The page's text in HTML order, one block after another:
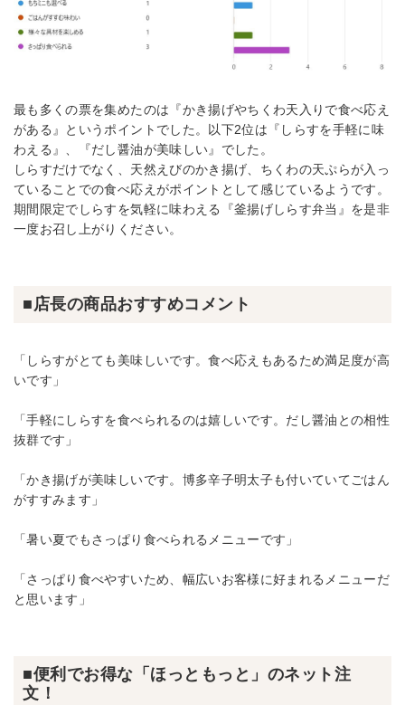
最も多くの票を集めたのは『かき揚げやちくわ天入りで食べ応え
がある』というポイントでした。以下2位は『しらすを手軽に味
わえる』、『だし醤油が美味しい』でした。
しらすだけでなく、天然えびのかき揚げ、ちくわの天ぷらが入っ
ていることでの食べ応えがポイントとして感じているようです。
期間限定でしらすを気軽に味わえる『釜揚げしらす弁当』を是非
一度お召し上がりください。
■店長の商品おすすめコメント
「しらすがとても美味しいです。食べ応えもあるため満足度が高
いです」
「手軽にしらすを食べられるのは嬉しいです。だし醤油との相性
抜群です」
「かき揚げが美味しいです。博多辛子明太子も付いていてごはん
がすすみます」
「暑い夏でもさっぱり食べられるメニューです」
「さっぱり食べやすいため、幅広いお客様に好まれるメニューだ
と思います」
■便利でお得な「ほっともっと」のネット注
文！